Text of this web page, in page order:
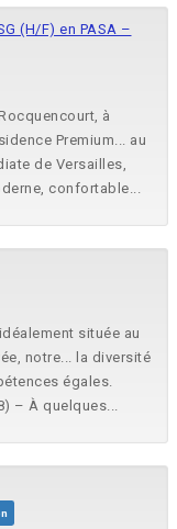
(H/F) en PASA –
à
Premium... au
de Versailles,
confortable...
située au
notre... la diversité
égales.
– À quelques...